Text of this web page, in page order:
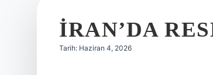
İRAN’DA
Tarih: Haziran 4, 2026